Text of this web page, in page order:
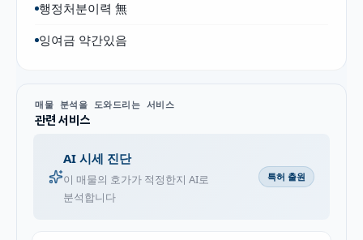
행정처분이력 無
잉여금 약간있음
매물 분석을 도와드리는 서비스
관련 서비스
AI 시세 진단
이 매물의 호가가 적정한지 AI로
분석합니다
특허 출원